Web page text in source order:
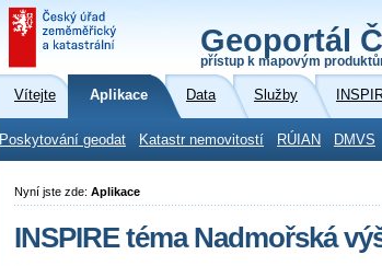
Geoportál
přístup k mapovým
Vítejte Aplikace Data Služby
Poskytování geodat Katastr nemovitostí RÚIAN DMVS
Nyní jste zde: Aplikace
INSPIRE téma Nadmořská